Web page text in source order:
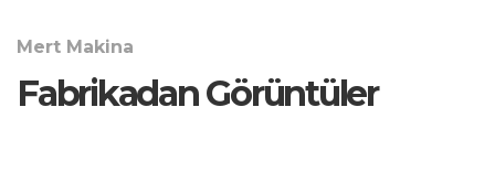
Mert Makina
Fabrikadan Görüntüler